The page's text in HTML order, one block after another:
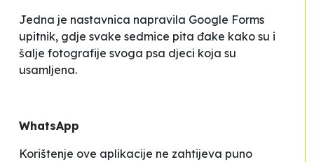
Jedna je nastavnica napravila Google Forms
upitnik, gdje svake sedmice pita đake kako su i
šalje fotografije svoga psa djeci koja su
usamljena.
WhatsApp
Korištenje ove aplikacije ne zahtijeva puno